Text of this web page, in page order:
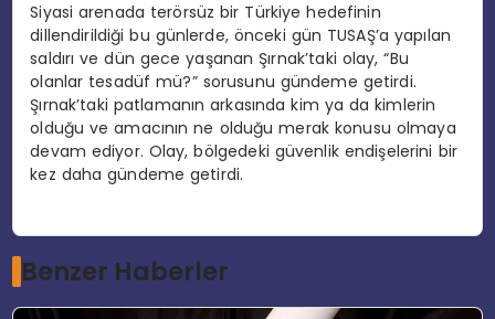
Siyasi arenada terörsüz bir Türkiye hedefinin
dillendirildiği bu günlerde, önceki gün TUSAŞ’a yapılan
saldırı ve dün gece yaşanan Şırnak’taki olay, “Bu
olanlar tesadüf mü?” sorusunu gündeme getirdi.
Şırnak’taki patlamanın arkasında kim ya da kimlerin
olduğu ve amacının ne olduğu merak konusu olmaya
devam ediyor. Olay, bölgedeki güvenlik endişelerini bir
kez daha gündeme getirdi.
Benzer Haberler